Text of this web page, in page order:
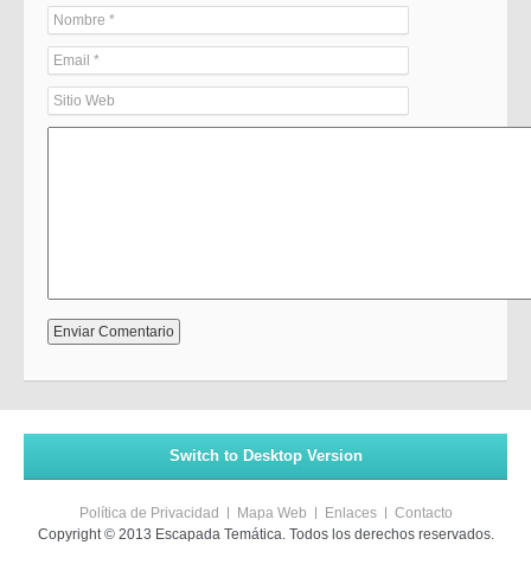
Switch to Desktop Version
Política de Privacidad Mapa Web Enlaces
Contacto
Copyright © 2013 Escapada Temática. Todos los derechos reservados.